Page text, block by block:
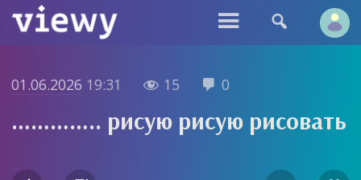
 
01.06.2026 19:31  15  0
………….. рисую рисую рисовать